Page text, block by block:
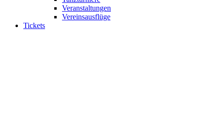
Veranstaltungen
Vereinsausflüge
Tickets